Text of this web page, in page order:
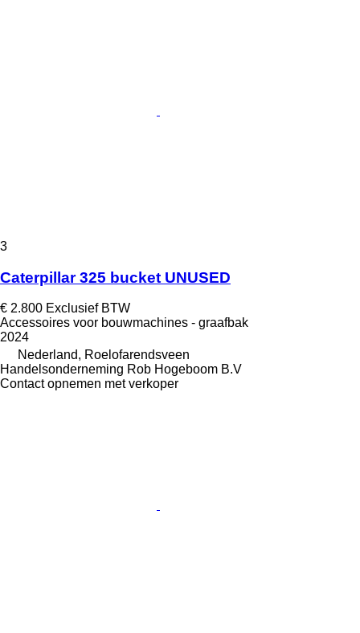
3
Caterpillar 325 bucket UNUSED
€ 2.800 Exclusief BTW
Accessoires voor bouwmachines - graafbak
2024
Nederland, Roelofarendsveen
Handelsonderneming Rob Hogeboom B.V
Contact opnemen met verkoper